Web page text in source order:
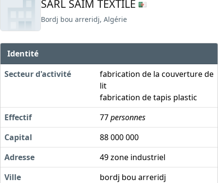
SARL SAIM TEXTILE
Bordj bou arreridj, Algérie
Identité
Secteur d'activité
fabrication de la couverture de
lit
fabrication de tapis plastic
Effectif
77personnes
Capital
88 000 000
Adresse
49 zone industriel
Ville
bordj bou arreridj